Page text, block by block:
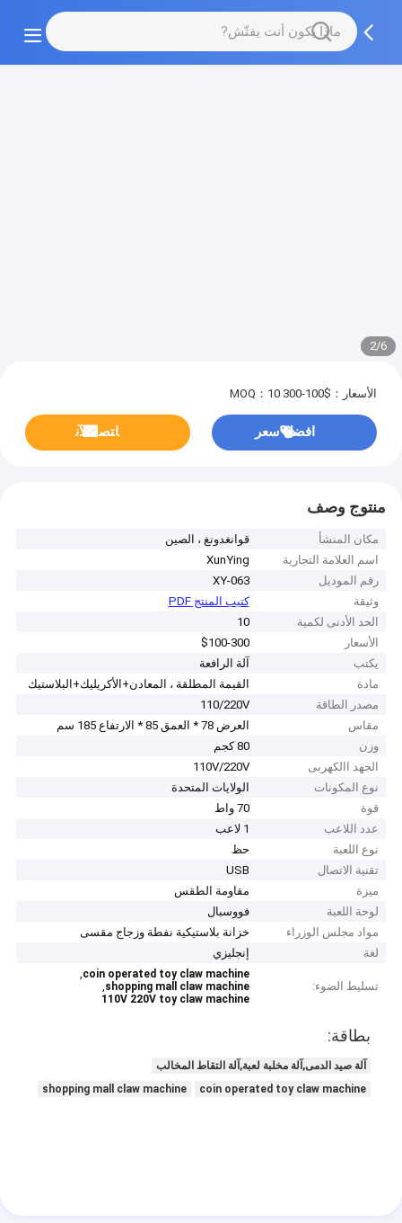
2/6
الأسعار：$100-300 MOQ：10
افضل سعر ﺎﺘﺼﻟ ﺍﻶﻧ
منتوج وصف
مكان المنشأ
قوانغدونغ ، الصين
اسم العلامة التجارية
XunYing
رقم الموديل
XY-063
وثيقة
كتيب المنتج PDF
الحد الأدنى لكمية
10
الأسعار
$100-300
يكتب
آلة الرافعة
مادة
القيمة المطلقة ، المعادن+الأكريليك+البلاستيك
مصدر الطاقة
110/220V
مقاس
العرض 78 * العمق 85 * الارتفاع 185 سم
وزن
80 كجم
الجهد االكهربى
110V/220V
نوع المكونات
الولايات المتحدة
قوة
70 واط
عدد اللاعب
1 لاعب
نوع اللعبة
حظ
تقنية الاتصال
USB
ميزة
مقاومة الطقس
لوحة اللعبة
فووسبال
مواد مجلس الوزراء
خزانة بلاستيكية نفطة وزجاج مقسى
لغة
إنجليزي
تسليط الضوء:
coin operated toy claw machine
,
shopping mall claw machine
,
110V 220V toy claw machine
بطاقة:
آلة صيد الدمى,آلة مخلبة لعبة,آلة التقاط المخالب
coin operated toy claw machine
shopping mall claw machine